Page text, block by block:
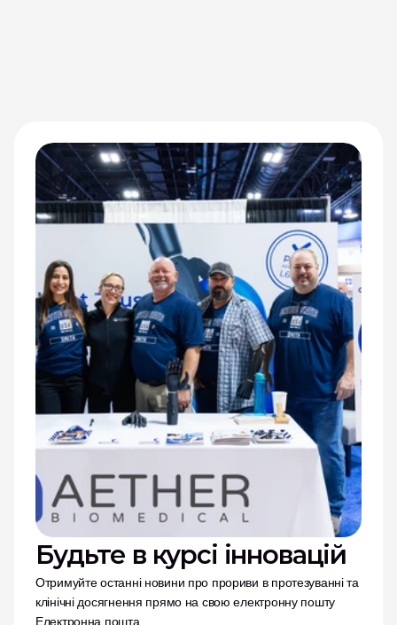
Будьте в курсі інновацій
Отримуйте останні новини про прориви в протезуванні та
клінічні досягнення прямо на свою електронну пошту
Електронна пошта